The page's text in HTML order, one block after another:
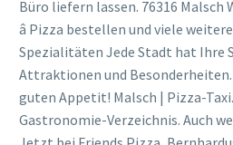
Büro liefern lassen. 76316 Malsch
â Pizza bestellen und viele
Spezialitäten Jede Stadt hat Ihre
Attraktionen und Besonderheiten.
guten Appetit! Malsch | Pizza-
Gastronomie-Verzeichnis. Auch